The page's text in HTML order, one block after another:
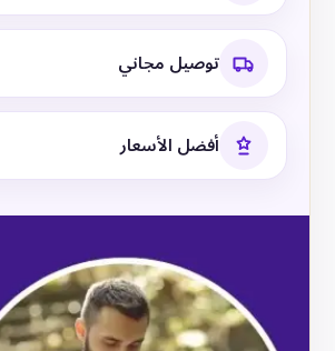
توصيل مجاني
أفضل الأسعار